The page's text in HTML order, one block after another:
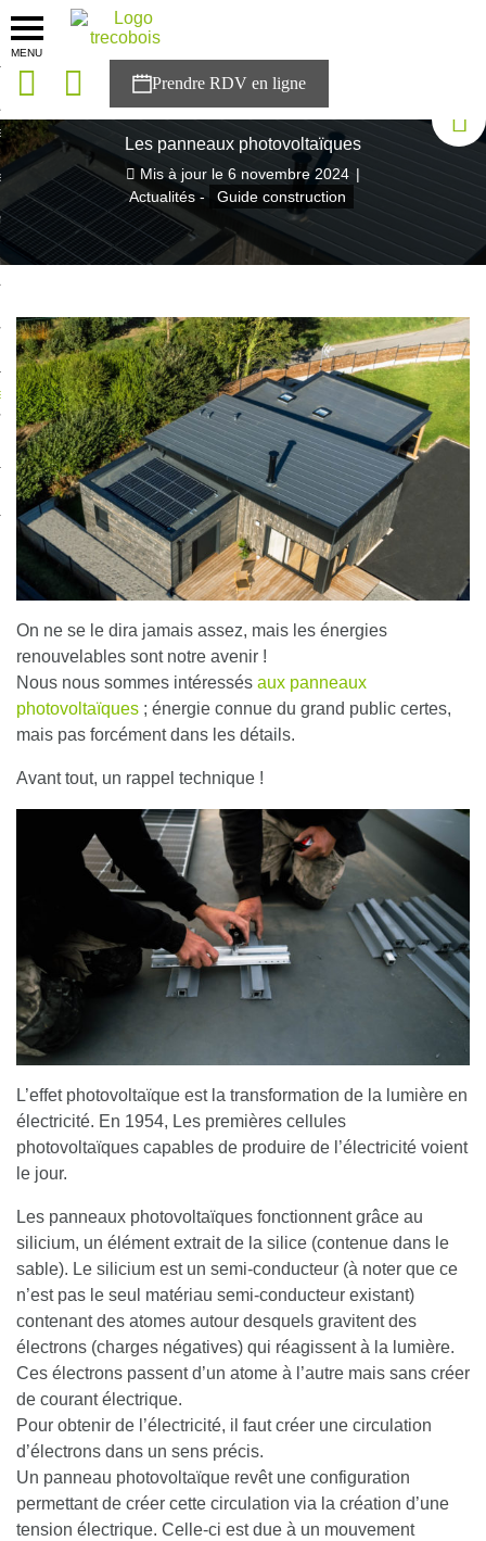
MENU
solutions
Trecobois
à NESTOR
Les panneaux photovoltaïques
Mis à jour le 6 novembre 2024 |
Actualités -
Guide construction
On ne se le dira jamais assez, mais les énergies
renouvelables sont notre avenir !
Nous nous sommes intéressés aux panneaux
photovoltaïques ; énergie connue du grand public certes,
mais pas forcément dans les détails.
Avant tout, un rappel technique !
L’effet photovoltaïque est la transformation de la lumière en
électricité. En 1954, Les premières cellules
photovoltaïques capables de produire de l’électricité voient
le jour.
Les panneaux photovoltaïques fonctionnent grâce au
silicium, un élément extrait de la silice (contenue dans le
sable). Le silicium est un semi-conducteur (à noter que ce
n’est pas le seul matériau semi-conducteur existant)
contenant des atomes autour desquels gravitent des
électrons (charges négatives) qui réagissent à la lumière.
Ces électrons passent d’un atome à l’autre mais sans créer
de courant électrique.
Pour obtenir de l’électricité, il faut créer une circulation
d’électrons dans un sens précis.
Un panneau photovoltaïque revêt une configuration
permettant de créer cette circulation via la création d’une
tension électrique. Celle-ci est due à un mouvement